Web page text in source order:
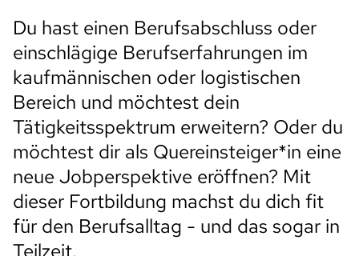
Du hast einen Berufsabschluss oder
einschlägige Berufserfahrungen im
kaufmännischen oder logistischen
Bereich und möchtest dein
Tätigkeitsspektrum erweitern? Oder du
möchtest dir als Quereinsteiger*in eine
neue Jobperspektive eröffnen? Mit
dieser Fortbildung machst du dich fit
für den Berufsalltag - und das sogar in
Teilzeit.